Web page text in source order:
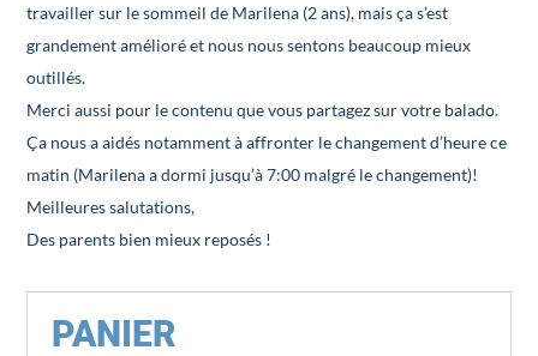
travailler sur le sommeil de Marilena (2 ans), mais ça s’est
grandement amélioré et nous nous sentons beaucoup mieux
outillés.
Merci aussi pour le contenu que vous partagez sur votre balado.
Ça nous a aidés notamment à affronter le changement d’heure ce
matin (Marilena a dormi jusqu’à 7:00 malgré le changement)!
Meilleures salutations,
Des parents bien mieux reposés !
PANIER